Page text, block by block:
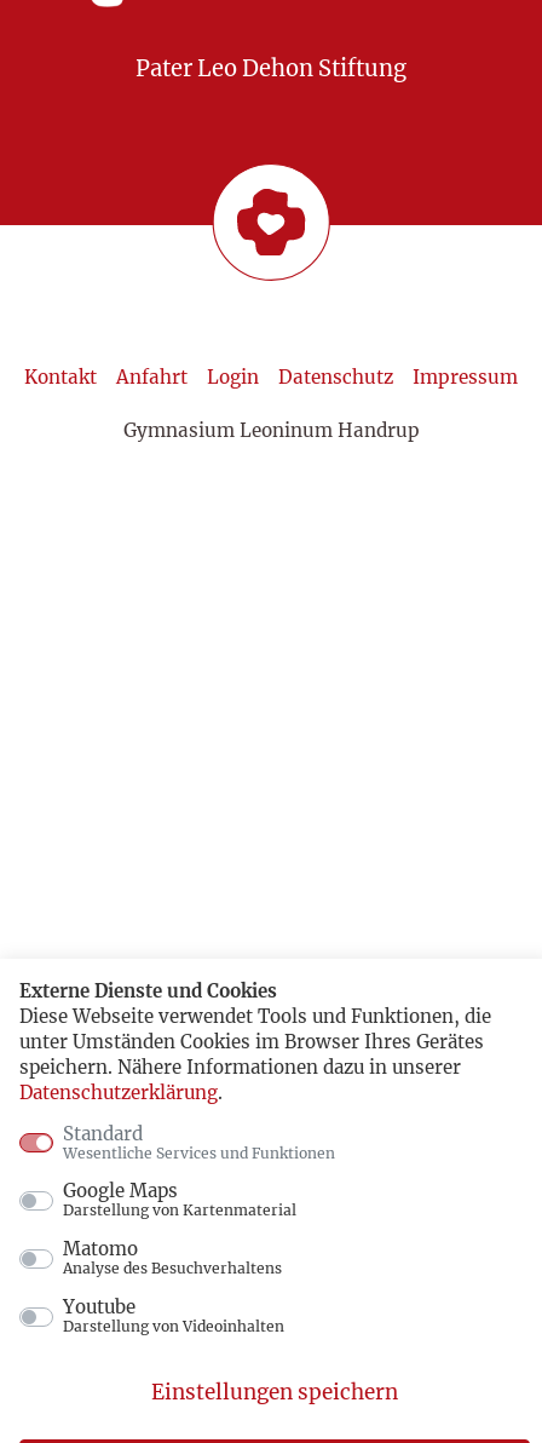
Pater Leo Dehon Stiftung
Kontakt Anfahrt Login Datenschutz Impressum
Gymnasium Leoninum Handrup
Externe Dienste und Cookies
Diese Webseite verwendet Tools und Funktionen, die
unter Umständen Cookies im Browser Ihres Gerätes
speichern. Nähere Informationen dazu in unserer
Datenschutzerklärung.
Standard
Wesentliche Services und Funktionen
Google Maps
Darstellung von Kartenmaterial
Matomo
Analyse des Besuchverhaltens
Youtube
Darstellung von Videoinhalten
Einstellungen speichern